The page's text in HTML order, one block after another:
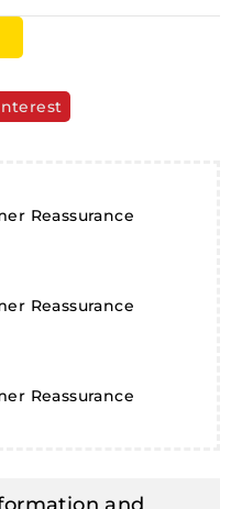
Reassurance
Reassurance
Reassurance